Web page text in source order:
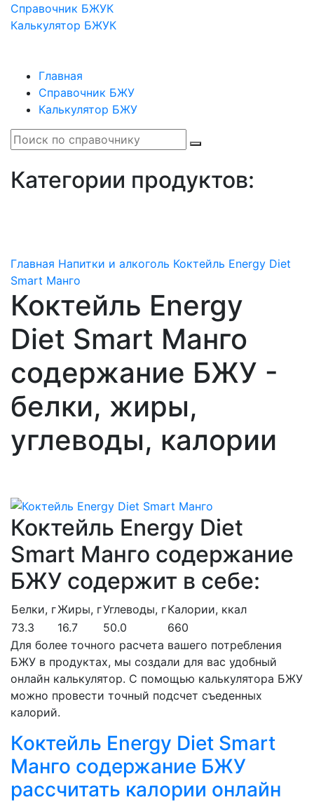
Справочник БЖУК
Калькулятор БЖУК
Главная
Справочник БЖУ
Калькулятор БЖУ
Категории продуктов:
Главная Напитки и алкоголь Коктейль Energy Diet
Smart Манго
Коктейль Energy
Diet Smart Манго
содержание БЖУ -
белки, жиры,
углеводы, калории
Коктейль Energy Diet
Smart Манго содержание
БЖУ содержит в себе:
Белки, гЖиры, гУглеводы, гКалории, ккал
73.3
16.7 50.0
660
Для более точного расчета вашего потребления
БЖУ в продуктах, мы создали для вас удобный
онлайн калькулятор. С помощью калькулятора БЖУ
можно провести точный подсчет съеденных
калорий.
Коктейль Energy Diet Smart
Манго содержание БЖУ
рассчитать калории онлайн